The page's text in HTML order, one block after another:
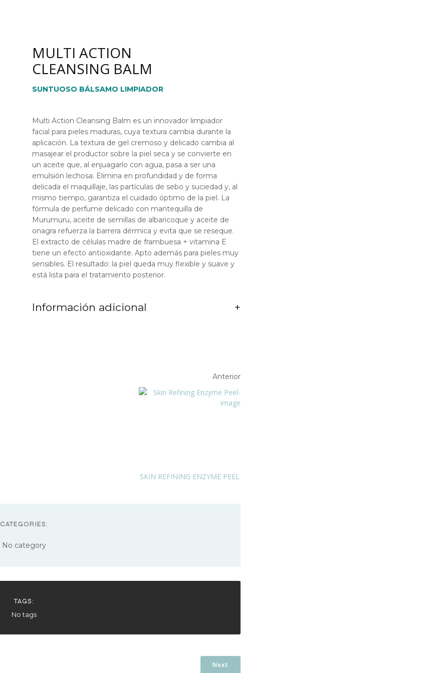
MULTI ACTION
CLEANSING BALM
SUNTUOSO BÁLSAMO LIMPIADOR
Multi Action Cleansing Balm es un innovador limpiador
facial para pieles maduras, cuya textura cambia durante la
aplicación. La textura de gel cremoso y delicado cambia al
masajear el productor sobre la piel seca y se convierte en
un aceite que, al enjuagarlo con agua, pasa a ser una
emulsión lechosa. Elimina en profundidad y de forma
delicada el maquillaje, las partículas de sebo y suciedad y, al
mismo tiempo, garantiza el cuidado óptimo de la piel. La
fórmula de perfume delicado con mantequilla de
Murumuru, aceite de semillas de albaricoque y aceite de
onagra refuerza la barrera dérmica y evita que se reseque.
El extracto de células madre de frambuesa + vitamina E
tiene un efecto antioxidante. Apto además para pieles muy
sensibles. El resultado: la piel queda muy flexible y suave y
está lista para el tratamiento posterior.
Información adicional
Anterior
SKIN REFINING ENZYME PEEL
CATEGORIES:
No category
TAGS:
No tags
Next